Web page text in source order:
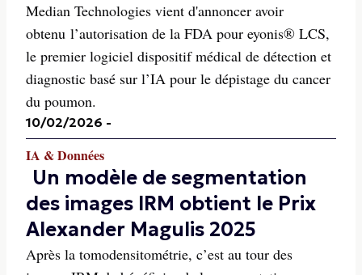
Median Technologies vient d'annoncer avoir
obtenu l’autorisation de la FDA pour eyonis® LCS,
le premier logiciel dispositif médical de détection et
diagnostic basé sur l’IA pour le dépistage du cancer
du poumon.
10/02/2026 -
IA & Données
Un modèle de segmentation
des images IRM obtient le Prix
Alexander Magulis 2025
Après la tomodensitométrie, c’est au tour des